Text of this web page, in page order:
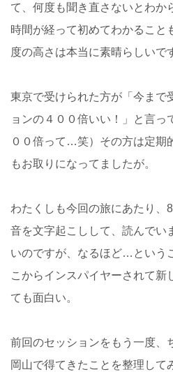
て、何度も聞き直さないとわか
時間が経って初めてわかること
度の高さは本当に素晴らしいで
東京で受けられた方が「今まで
ョンの４００倍いい！」と言っ
００倍って…笑）その方は定期
もお取りになってましたが。
わたくしも今回の旅にあたり、
音を文字起こしして、読んでい
いのですが、なるほど…という
こからインスパイヤーされて新
ても面白い。
前回のセッションをもう一度、
岡山で得てきたことを整理して